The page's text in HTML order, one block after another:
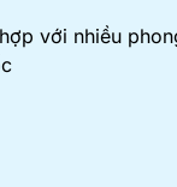
với nhiều